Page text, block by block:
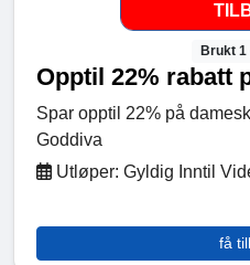
Brukt 1
Opptil 22% rabatt
Spar opptil 22% på
Goddiva
Utløper: Gyldig Inntil
få